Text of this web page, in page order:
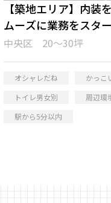
【築地エリア】内装
ムーズに業務をスタ
抜きオフィス
中央区 20～30坪
オシャレだね
かっこ
トイレ男女別
周辺環
駅から5分以内